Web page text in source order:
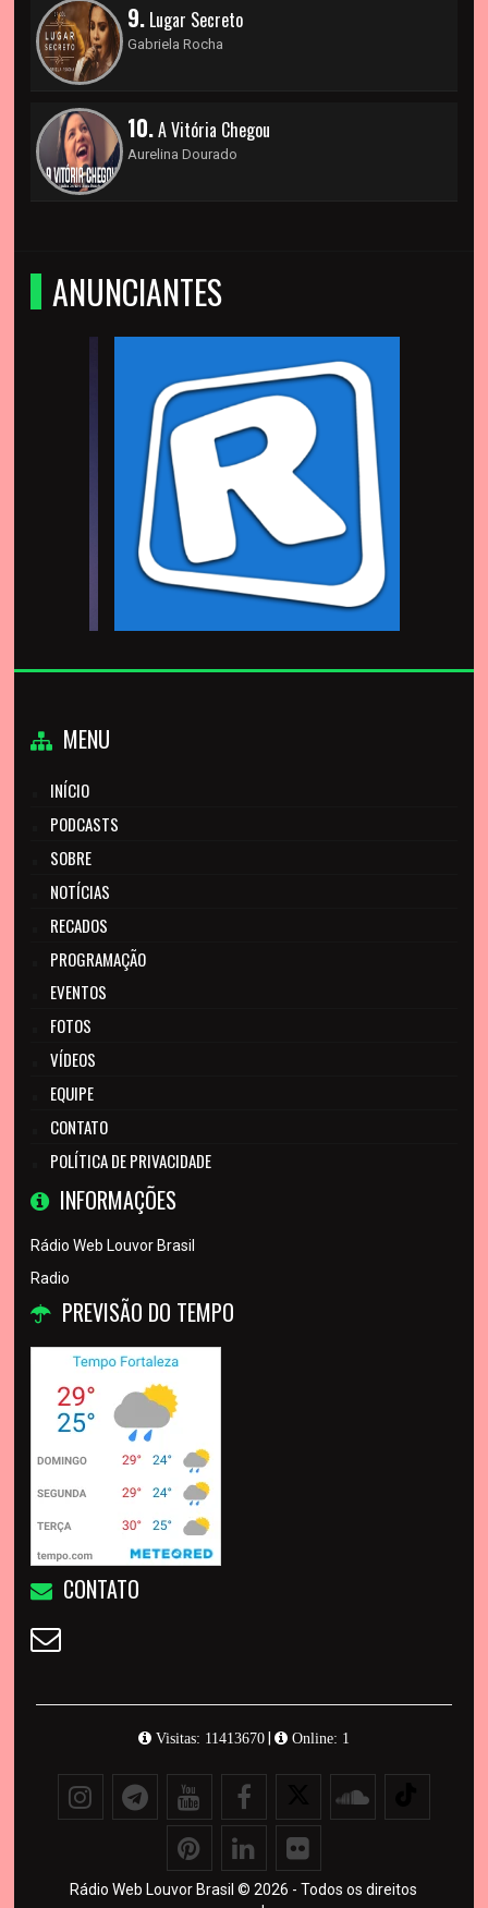
9. Lugar Secreto
Gabriela Rocha
10.A Vitória Chegou
Aurelina Dourado
ANUNCIANTES
MENU
INÍCIO
PODCASTS
SOBRE
NOTÍCIAS
RECADOS
PROGRAMAÇÃO
EVENTOS
FOTOS
VÍDEOS
EQUIPE
CONTATO
POLÍTICA DE PRIVACIDADE
INFORMAÇÕES
Rádio Web Louvor Brasil
Radio
PREVISÃO DO TEMPO
CONTATO
Visitas: 11413670| Online: 1
Rádio Web Louvor Brasil © 2026 - Todos os direitos